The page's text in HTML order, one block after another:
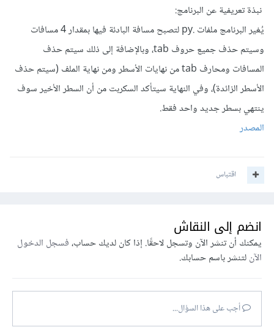
نبذة تعريفية عن البرنامج:
يُغير البرنامج ملفات .py لتصبح مسافة البادئة فيها بمقدار 4 مسافات
وسيتم حذف جميع حروف tab، وبالإضافة إلى ذلك سيتم حذف
المسافات ومحارف tab من نهايات الأسطر ومن نهاية الملف (سيتم حذف
الأسطر الزائدة)، وفي النهاية سيتأكد السكربت من أن السطر الأخير سوف
ينتهي بسطر جديد واحد فقط.
المصدر
اقتباس
انضم إلى النقاش
يمكنك أن تنشر الآن وتسجل لاحقًا. إذا كان لديك حساب،فسجل الدخول
الآنلتنشر باسم حسابك.
أجب على هذا السؤال...